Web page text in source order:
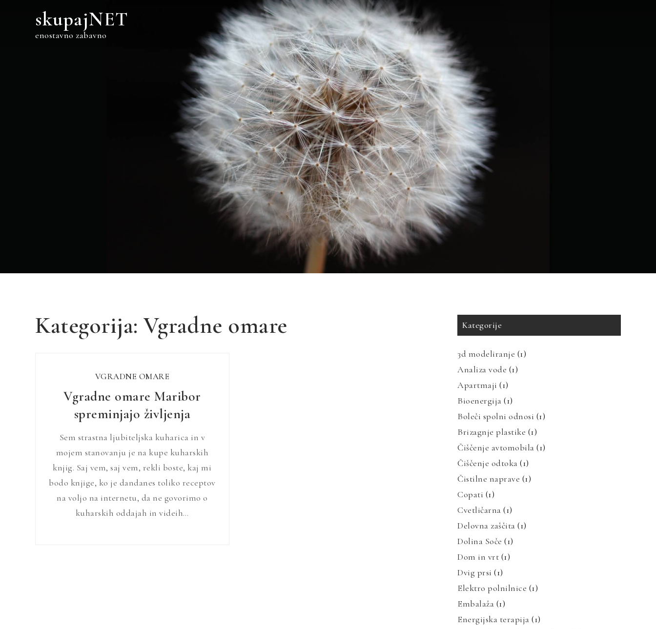
skupajNET
enostavno zabavno
Kategorija: Vgradne omare
VGRADNE OMARE
Vgradne omare Maribor
spreminjajo življenja
Sem strastna ljubiteljska kuharica in v
mojem stanovanju je na kupe kuharskih
knjig. Saj vem, saj vem, rekli boste, kaj mi
bodo knjige, ko je dandanes toliko receptov
na voljo na internetu, da ne govorimo o
kuharskih oddajah in videih…
Kategorije
3d modeliranje (1)
Analiza vode (1)
Apartmaji (1)
Bioenergija (1)
Boleči spolni odnosi (1)
Brizagnje plastike (1)
Čiščenje avtomobila (1)
Čiščenje odtoka (1)
Čistilne naprave (1)
Copati (1)
Cvetličarna (1)
Delovna zaščita (1)
Dolina Soče (1)
Dom in vrt (1)
Dvig prsi (1)
Elektro polnilnice (1)
Embalaža (1)
Energijska terapija (1)